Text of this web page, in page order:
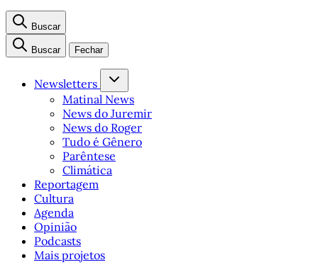
Buscar
Buscar Fechar
Newsletters
Matinal News
News do Juremir
News do Roger
Tudo é Gênero
Parêntese
Climática
Reportagem
Cultura
Agenda
Opinião
Podcasts
Mais projetos